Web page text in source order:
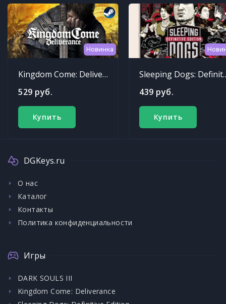
Новинка
Kingdom Come: Deliverance
529 руб.
Купить
Sleeping
439 руб.
Купить
DGKeys.ru
О нас
Каталог
Контакты
Политика конфиденциальности
Игры
DARK SOULS III
Kingdom Come: Deliverance